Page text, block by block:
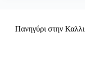
Πανηγύρι στην